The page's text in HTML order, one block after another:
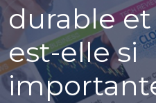
durable
est-elle si